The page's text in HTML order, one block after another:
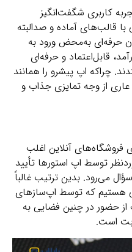
کاربری شگفت‌انگیز
با قالب‌های آماده و صدالبته
حرفه‌ای به‌محض ورود به
قابل‌اعتماد و حرفه‌ای
چراکه اپ پیشرو را همانند
از وجه تمایزی جذاب و
فروشگاه‌های آنلاین اغلب
توسط اپ استورها تأیید
می‌رود. بدین ترتیب غالباً
هستیم که توسط اپ‌سازهای
از حضور در چنین فضایی به
است.